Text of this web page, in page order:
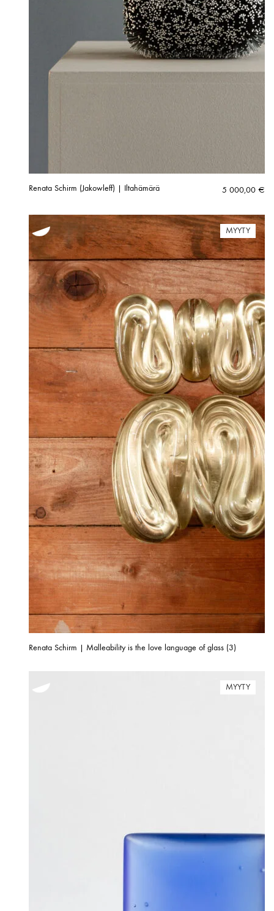
Renata Schirm (Jakowleff) | Iltahämärä 5 000,00 €
MYYTY
Renata Schirm | Malleability is the love language of glass (3)
MYYTY